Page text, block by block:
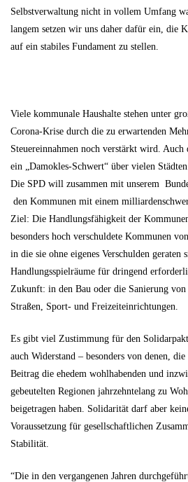
Selbstverwaltung nicht in vollem Umfang
langem setzen wir uns daher dafür ein, die
auf ein stabiles Fundament zu stellen.
Viele kommunale Haushalte stehen unter
Corona-Krise durch die zu erwartenden
Steuereinnahmen noch verstärkt wird.
ein „Damokles-Schwert“ über vielen Städten.
Die SPD will zusammen mit unserem
den Kommunen mit einem
Ziel: Die Handlungsfähigkeit der
besonders hoch verschuldete Kommunen
in die sie ohne eigenes Verschulden
Handlungsspielräume für dringend
Zukunft: in den Bau oder die Sanierung von
Straßen, Sport- und Freizeiteinrichtungen.
Es gibt viel Zustimmung für den
auch Widerstand – besonders von denen, die
Beitrag die ehedem wohlhabenden und
gebeutelten Regionen jahrzehntelang zu
beigetragen haben. Solidarität darf aber
Voraussetzung für gesellschaftlichen
Stabilität.
“Die in den vergangenen Jahren